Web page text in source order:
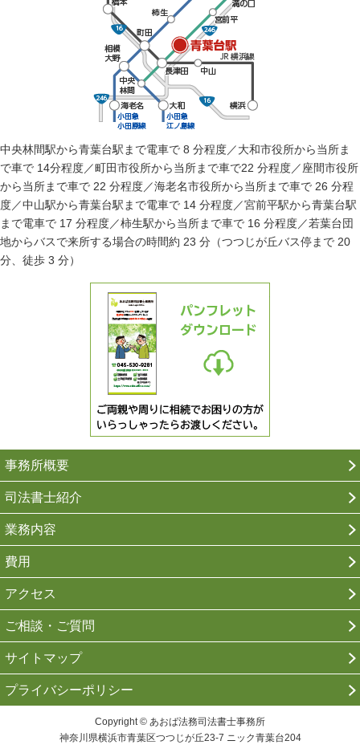
中央林間駅から青葉台駅まで電車で 8 分程度／大和市役所から当所ま
で車で 14分程度／町田市役所から当所まで車で22 分程度／座間市役所
から当所まで車で 22 分程度／海老名市役所から当所まで車で 26 分程
度／中山駅から青葉台駅まで電車で 14 分程度／宮前平駅から青葉台駅
まで電車で 17 分程度／柿生駅から当所まで車で 16 分程度／若葉台団
地からバスで来所する場合の時間約 23 分（つつじが丘バス停まで 20
分、徒歩 3 分）
ご両親や周りに相続でお困りの方がいらっしゃった
事務所概要
司法書士紹介
業務内容
費用
アクセス
ご相談・ご質問
サイトマップ
プライバシーポリシー
Copyright © あおば法務司法書士事務所
神奈川県横浜市青葉区つつじが丘23-7 ニック青葉台204